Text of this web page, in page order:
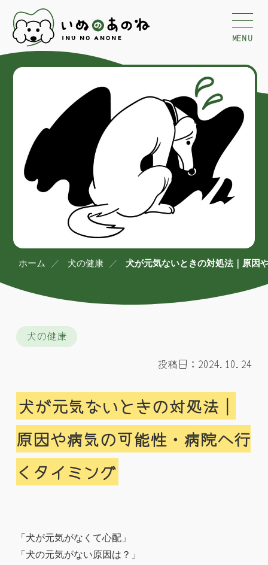
MENU
ホーム 犬の健康 犬が元気ないときの対処法｜原因
犬の健康
投稿日：2024.10.24
犬が元気ないときの対処法｜
原因や病気の可能性・病院へ行
くタイミング
「犬が元気がなくて心配」
「犬の元気がない原因は？」